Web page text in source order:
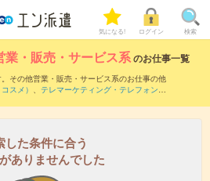
気になる! ログイン 検索
業・販売・サービス系のお仕事一覧
その他営業・販売・サービス系のお仕事の他
スメ） 、 テレマーケティング・テレフォンオ
した条件に合う
ありませんでした